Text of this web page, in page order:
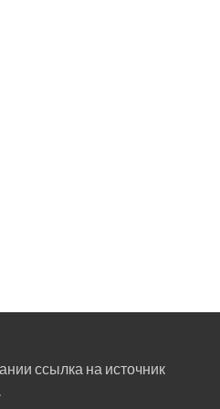
ссылка на источник